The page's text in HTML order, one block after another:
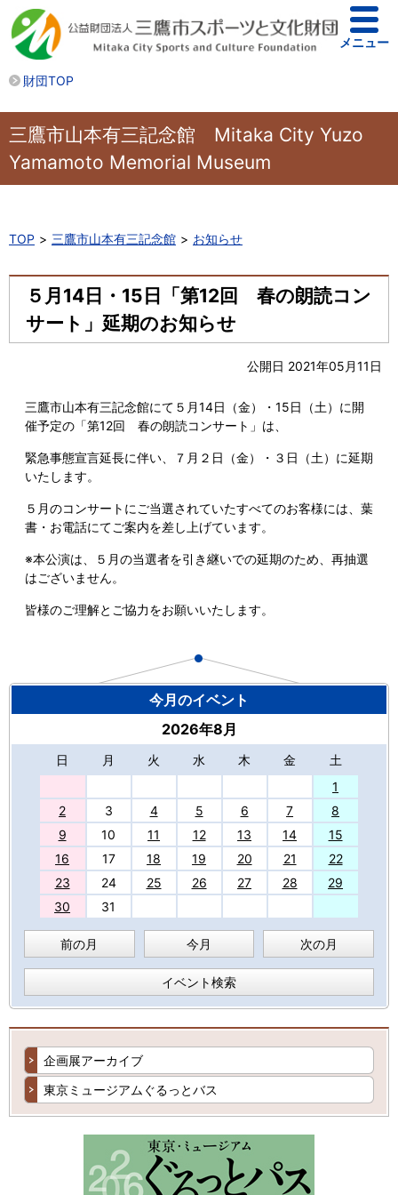
財団TOP
メニュー
三鷹市山本有三記念館 Mitaka City Yuzo
Yamamoto Memorial Museum
TOP 三鷹市山本有三記念館 お知らせ
５月14日・15日「第12回 春の朗読コン
サート」延期のお知らせ
公開日 2021年05月11日
三鷹市山本有三記念館にて５月14日（金）・15日（土）に開
催予定の「第12回 春の朗読コンサート」は、
緊急事態宣言延長に伴い、７月２日（金）・３日（土）に延期
いたします。
５月のコンサートにご当選されていたすべてのお客様には、葉
書・お電話にてご案内を差し上げています。
※本公演は、５月の当選者を引き継いでの延期のため、再抽選
はございません。
皆様のご理解とご協力をお願いいたします。
今月のイベント
2026年8月
日 月 火 水 木 金
土
1
2
3 4 5 6 7
8
9
10 11 12 13 14
15
16
17 18 19 20 21
22
23
24 25 26 27 28
29
30
31
前の月 今月 次の月
イベント検索
企画展アーカイブ
東京ミュージアムぐるっとバス